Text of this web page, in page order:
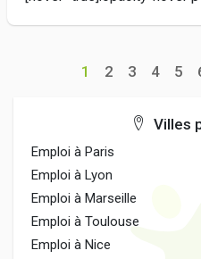
1 2 3 4 5
Villes
Emploi à Paris
Emploi à Lyon
Emploi à Marseille
Emploi à Toulouse
Emploi à Nice